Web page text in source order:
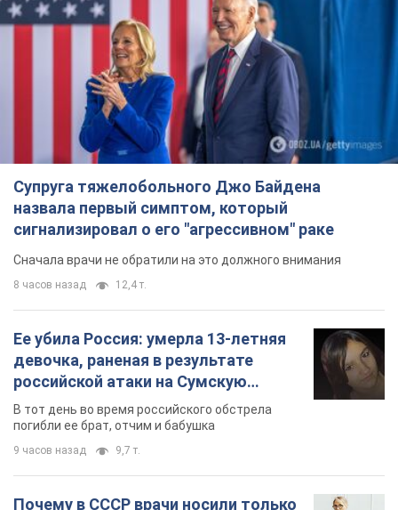
Супруга тяжелобольного Джо Байдена
назвала первый симптом, который
сигнализировал о его "агрессивном" раке
Сначала врачи не обратили на это должного внимания
8 часов назад 12,4 т.
Ее убила Россия: умерла 13-летняя
девочка, раненая в результате
российской атаки на Сумскую
область. Фото
В тот день во время российского обстрела
Почему в СССР врачи носили только
белые халаты
В этом был как практический, так и
символический смысл
8 часов назад 4,2 т.